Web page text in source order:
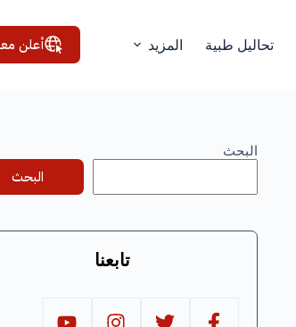
تحاليل طبية المزيد أعلن
البحث
البحث
تابعنا